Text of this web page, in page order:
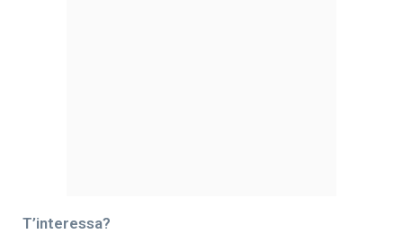
T’interessa?